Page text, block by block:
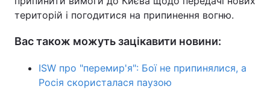
територій і погодитися на припинення вогню.
Вас також можуть зацікавити новини:
ISW про "перемир'я": Бої не припинялися, а
Росія скористалася паузою